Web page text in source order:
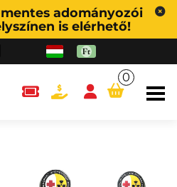
adományozói
is elérhető!
content.cart
0